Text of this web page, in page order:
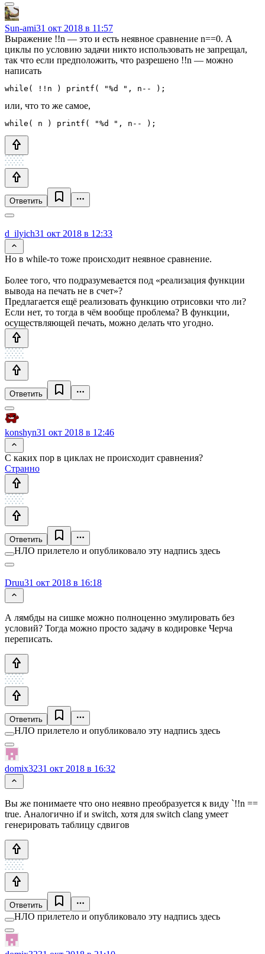
Sun-ami31 окт 2018 в 11:57
Выражение !!n — это и есть неявное сравнение n==0. А
циклы по условию задачи никто использовать не запрещал,
так что если предположить, что разрешено !!n — можно
написать
while( !!n ) printf( "%d ", n-- );
или, что то же самое,
while( n ) printf( "%d ", n-- );
Ответить
d_ilyich31 окт 2018 в 12:33
Но в while-то тоже происходит неявное сравнение.
Более того, что подразумевается под «реализация функции
вывода на печать не в счет»?
Предлагается ещё реализовать функцию отрисовки что ли?
Если нет, то тогда в чём вообще проблема? В функции,
осуществляющей печать, можно делать что угодно.
Ответить
konshyn31 окт 2018 в 12:46
С каких пор в циклах не происходит сравнения?
Странно
Ответить
НЛО прилетело и опубликовало эту надпись здесь
Druu31 окт 2018 в 16:18
А лямбды на сишке можно полноценно эмулировать без
условий? Тогда можно просто задачу в кодировке Черча
переписать.
Ответить
НЛО прилетело и опубликовало эту надпись здесь
domix3231 окт 2018 в 16:32
Вы же понимаете что оно неявно преобразуется к виду `!!n ==
true. Аналогично if и switch, хотя для switch clang умеет
генерировать таблицу сдвигов
Ответить
НЛО прилетело и опубликовало эту надпись здесь